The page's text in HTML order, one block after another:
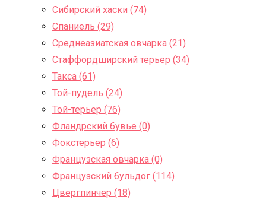
Сибирский хаски (74)
Спаниель (29)
Среднеазиатская овчарка (21)
Стаффордширский терьер (34)
Такса (61)
Той-пудель (24)
Той-терьер (76)
Фландрский бувье (0)
Фокстерьер (6)
Французская овчарка (0)
Французский бульдог (114)
Цвергпинчер (18)